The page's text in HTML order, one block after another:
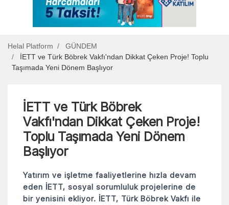
Helal Platform
GÜNDEM
İETT ve Türk Böbrek Vakfı'ndan Dikkat Çeken Proje! Toplu
Taşımada Yeni Dönem Başlıyor
İETT ve Türk Böbrek
Vakfı'ndan Dikkat Çeken Proje!
Toplu Taşımada Yeni Dönem
Başlıyor
Yatırım ve işletme faaliyetlerine hızla devam
eden İETT, sosyal sorumluluk projelerine de
bir yenisini ekliyor. İETT, Türk Böbrek Vakfı ile